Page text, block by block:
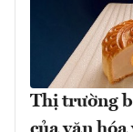
Thị trường